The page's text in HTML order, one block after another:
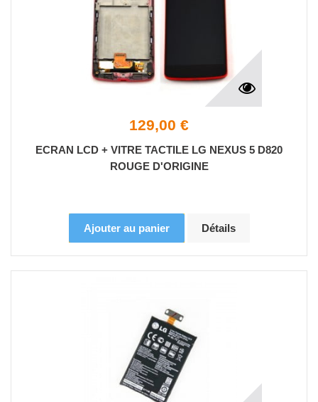
129,00 €
ECRAN LCD + VITRE TACTILE LG NEXUS 5 D820
ROUGE D'ORIGINE
Ajouter au panier Détails